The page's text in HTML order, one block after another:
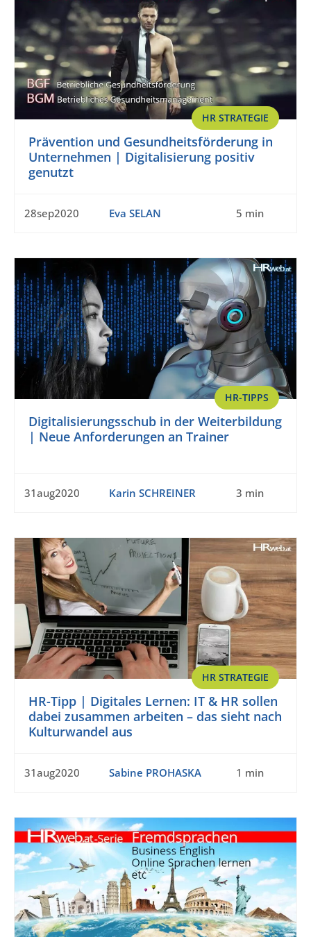
HR STRATEGIE
Prävention und Gesundheitsförderung in
Unternehmen | Digitalisierung positiv
genutzt
28sep2020 Eva SELAN 5 min
HR-TIPPS
Digitalisierungsschub in der Weiterbildung
| Neue Anforderungen an Trainer
31aug2020 Karin SCHREINER 3 min
HR STRATEGIE
HR-Tipp | Digitales Lernen: IT & HR sollen
dabei zusammen arbeiten – das sieht nach
Kulturwandel aus
31aug2020 Sabine PROHASKA 1 min